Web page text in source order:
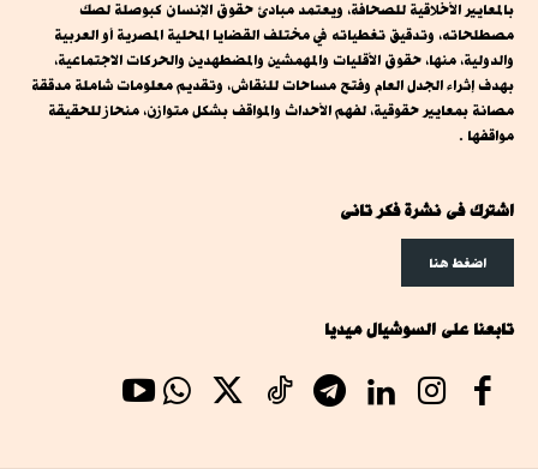
بالمعايير الأخلاقية للصحافة، ويعتمد مبادئ حقوق الإنسان كبوصلة لصك
مصطلحاته، وتدقيق تغطياته في مختلف القضايا المحلية المصرية أو العربية
والدولية، منها، حقوق الأقليات والمهمشين والمضطهدين والحركات الاجتماعية،
بهدف إثراء الجدل العام وفتح مساحات للنقاش، وتقديم معلومات شاملة مدققة
مصانة بمعايير حقوقية، لفهم الأحداث والمواقف بشكل متوازن، منحاز للحقيقة
مواقفها .
اشترك فى نشرة فكر تانى
اضغط هنا
تابعنا على السوشيال ميديا